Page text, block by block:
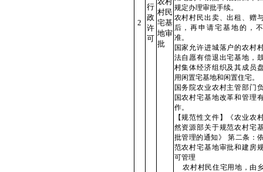
2
行
政
许
可
村民
宅基
地审
批
规定办理审批手续。
农村村民出卖、出租、赠
后，再申请宅基地的，
准。
国家允许进城落户的农村
法自愿有偿退出宅基地，
村集体经济组织及其成员
用闲置宅基地和闲置住宅。
国务院农业农村主管部门
国农村宅基地改革和管理
作。
【规范性文件】《农业农
然资源部关于规范农村宅
批管理的通知》 第二条：
范农村宅基地审批和建房
可管理
农村村民住宅用地，由